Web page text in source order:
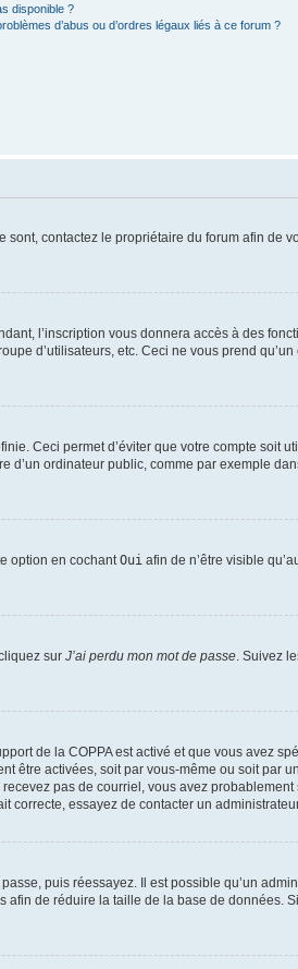
disponible ?
d’abus ou d’ordres légaux liés à ce forum ?
contactez le propriétaire du forum afin de
l’inscription vous donnera accès à des
d’utilisateurs, etc. Ceci ne vous prend
Ceci permet d’éviter que votre compte soit
d’un ordinateur public, comme par exemple
option en cochant Oui afin de n’être visible
sur J’ai perdu mon mot de passe . Suivez
de la COPPA est activé et que vous avez
être activées, soit par vous-même ou soit par
pas de courriel, vous avez
correcte, essayez de contacter un
puis réessayez. Il est possible qu’un
de réduire la taille de la base de données.